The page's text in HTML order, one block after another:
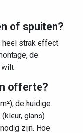
of spuiten?
heel strak effect.
de
offerte?
de huidige
glans)
zijn. Hoe